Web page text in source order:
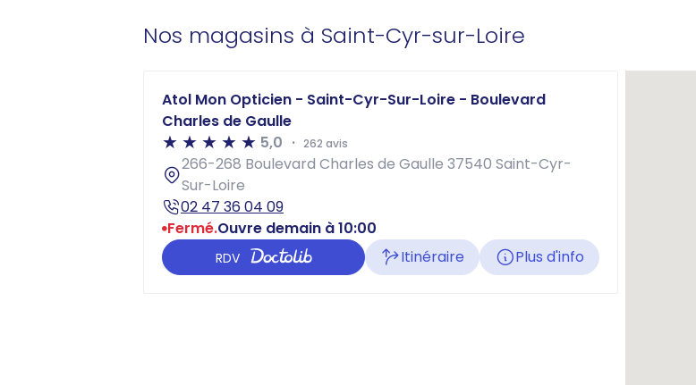
Nos magasins à Saint-Cyr-sur-Loire
Atol Mon Opticien - Saint-Cyr-Sur-Loire - Boulevard
Charles de Gaulle
5,0
262 avis
266-268 Boulevard Charles de Gaulle 37540 Saint-Cyr-
Sur-Loire
02 47 36 04 09
Fermé.Ouvre demain à 10:00
RDV Itinéraire Plus d'info